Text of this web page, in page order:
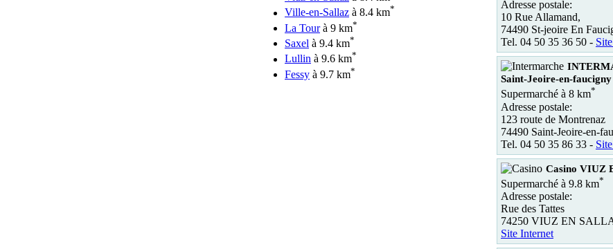
Ville-en-Sallaz à 8.4 km*
La Tourà 9 km*
Saxel à 9.4 km*
Lullin à 9.6 km*
Fessy à 9.7 km*
Adresse postale:
10 Rue Allamand,
74490 St-jeoire En
Tel. 04 50 35 36 50 -
Saint-Jeoire-en-faucigny
Supermarché à 8 km*
Adresse postale:
123 route de Montrenaz
74490 Saint-Jeoire-en-
Tel. 04 50 35 86 33 -
Casino VIUZ
Supermarché à 9.8 km*
Adresse postale:
Rue des Tattes
74250 VIUZ EN
Site Internet